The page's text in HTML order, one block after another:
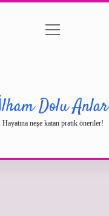
Gizlilik Politikası
menüyü
Dolu Anlar
Hayatına neşe katan pratik öneriler!